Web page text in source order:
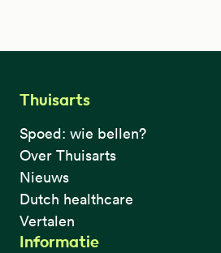
Thuisarts
Spoed: wie bellen?
Over Thuisarts
Nieuws
Dutch healthcare
Vertalen
Informatie